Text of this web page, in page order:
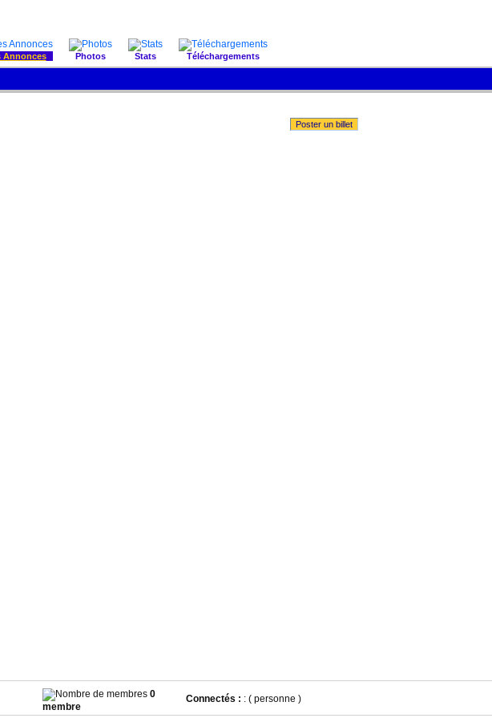
Annonces Photos Stats Téléchargements
0
membre
Connectés : : ( personne )